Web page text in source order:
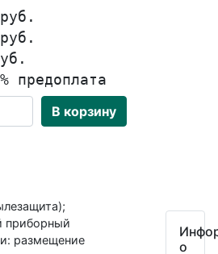
предоплата
В корзину
приборный
размещение
о